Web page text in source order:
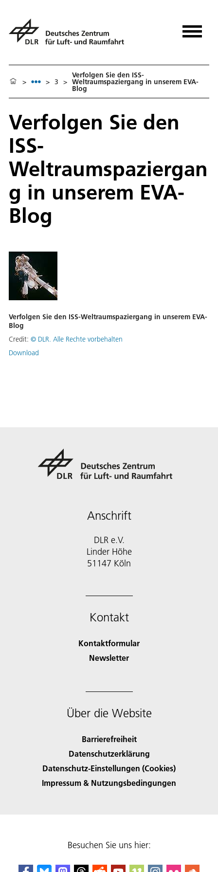
> > 3 >
Verfolgen Sie den ISS-
Weltraumspaziergang in unserem EVA-
Blog
Verfolgen Sie den
ISS-
Weltraumspaziergan
g in unserem EVA-
Blog
Verfolgen Sie den ISS-Weltraumspaziergang in unserem EVA-
Blog
Credit: © DLR. Alle Rechte vorbehalten
Download
Anschrift
DLR e.V.
Linder Höhe
51147 Köln
Kontakt
Kontaktformular
Newsletter
Über die Website
Barrierefreiheit
Datenschutzerklärung
Datenschutz-Einstellungen (Cookies)
Impressum & Nutzungsbedingungen
Besuchen Sie uns hier: